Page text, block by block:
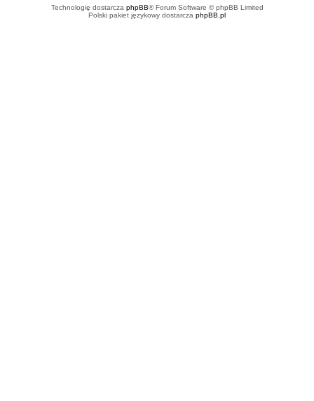
Technologię dostarcza phpBB® Forum Software © phpBB Limited
Polski pakiet językowy dostarcza phpBB.pl